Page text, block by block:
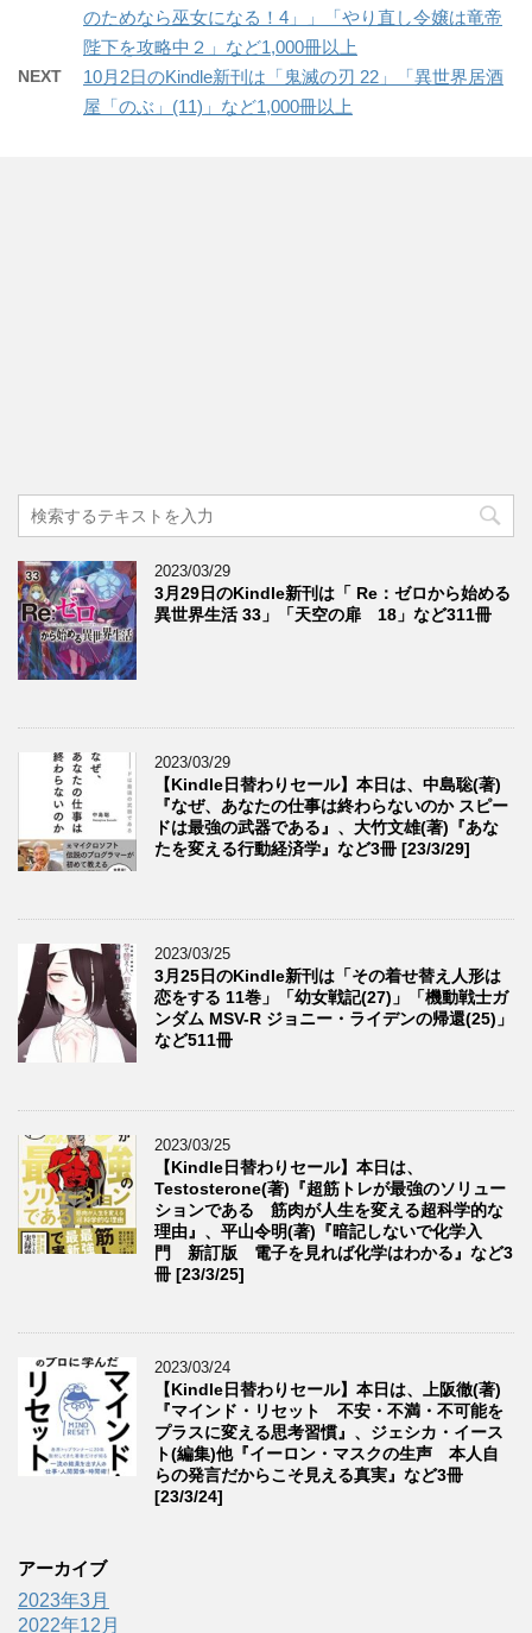
のためなら巫女になる！4」」「やり直し令嬢は竜帝
陛下を攻略中２」など1,000冊以上
NEXT
10月2日のKindle新刊は「鬼滅の刃 22」「異世界居酒
屋「のぶ」(11)」など1,000冊以上
2023/03/29
3月29日のKindle新刊は「 Re：ゼロから始める
異世界生活 33」「天空の扉 18」など311冊
2023/03/29
【Kindle日替わりセール】本日は、中島聡(著)
『なぜ、あなたの仕事は終わらないのか スピー
ドは最強の武器である』、大竹文雄(著)『あな
たを変える行動経済学』など3冊 [23/3/29]
2023/03/25
3月25日のKindle新刊は「その着せ替え人形は
恋をする 11巻」「幼女戦記(27)」「機動戦士ガ
ンダム MSV-R ジョニー・ライデンの帰還(25)」
など511冊
2023/03/25
【Kindle日替わりセール】本日は、
Testosterone(著)『超筋トレが最強のソリュー
ションである 筋肉が人生を変える超科学的な
理由』、平山令明(著)『暗記しないで化学入
門 新訂版 電子を見れば化学はわかる』など3
冊 [23/3/25]
2023/03/24
【Kindle日替わりセール】本日は、上阪徹(著)
『マインド・リセット 不安・不満・不可能を
プラスに変える思考習慣』、ジェシカ・イース
ト(編集)他『イーロン・マスクの生声 本人自
らの発言だからこそ見える真実』など3冊
[23/3/24]
アーカイブ
2023年3月
2022年12月